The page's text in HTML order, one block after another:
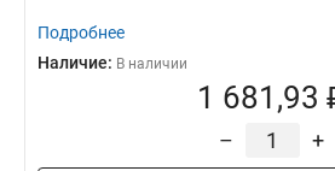
Подробнее
Наличие: В наличии
1 681,93
– +